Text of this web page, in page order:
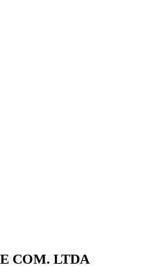
COM. LTDA